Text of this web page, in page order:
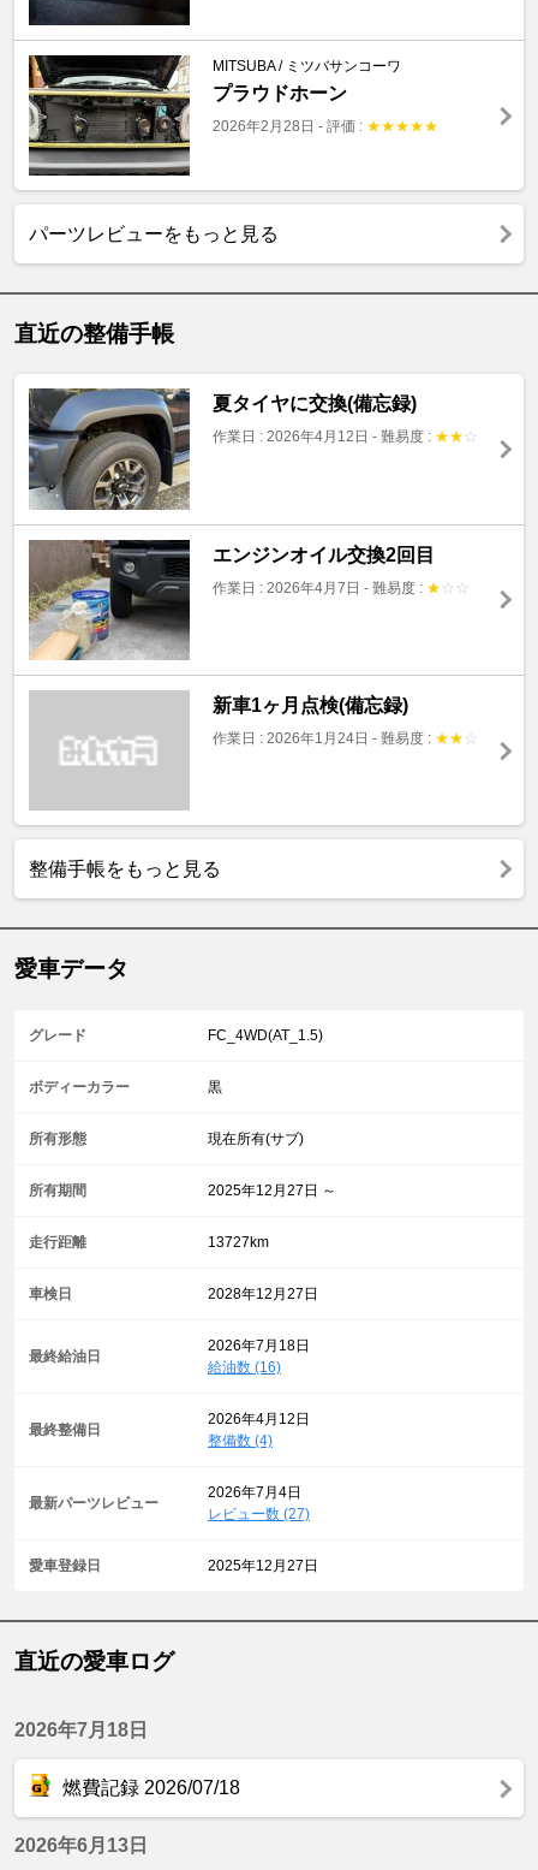
MITSUBA / ミツバサンコーワ
プラウドホーン
2026年2月28日 - 評価 : ★★★★★
パーツレビューをもっと見る
直近の整備手帳
夏タイヤに交換(備忘録)
作業日 : 2026年4月12日 - 難易度 : ★★ ☆
エンジンオイル交換2回目
作業日 : 2026年4月7日 - 難易度 : ★ ☆ ☆
新車1ヶ月点検(備忘録)
作業日 : 2026年1月24日 - 難易度 : ★★ ☆
整備手帳をもっと見る
愛車データ
グレード FC_4WD(AT_1.5)
ボディーカラー 黒
所有形態 現在所有(サブ)
所有期間 2025年12月27日 ～
走行距離 13727km
車検日 2028年12月27日
最終給油日
2026年7月18日
給油数 (16)
最終整備日
2026年4月12日
整備数 (4)
最新パーツレビュー
2026年7月4日
レビュー数 (27)
愛車登録日 2025年12月27日
直近の愛車ログ
2026年7月18日
燃費記録 2026/07/18
2026年6月13日